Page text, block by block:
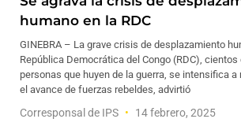
humano en la RDC
GINEBRA – La grave crisis de desplazamiento
República Democrática del Congo (RDC),
personas que huyen de la guerra, se intensifica
el avance de fuerzas rebeldes, advirtió
Corresponsal de IPS 14 febrero, 2025